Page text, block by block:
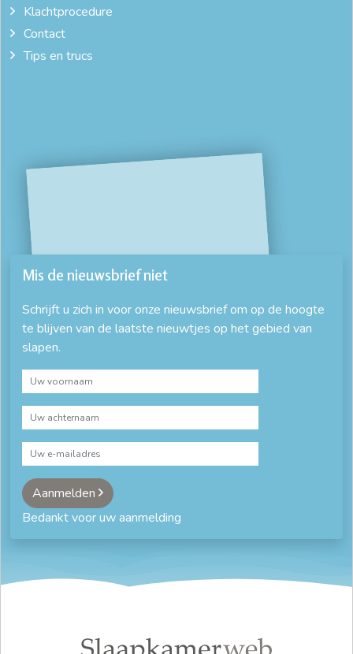
Klachtprocedure
Contact
Tips en trucs
Mis de nieuwsbrief niet
Schrijft u zich in voor onze nieuwsbrief om op de hoogte
te blijven van de laatste nieuwtjes op het gebied van
slapen.
Aanmelden
Bedankt voor uw aanmelding